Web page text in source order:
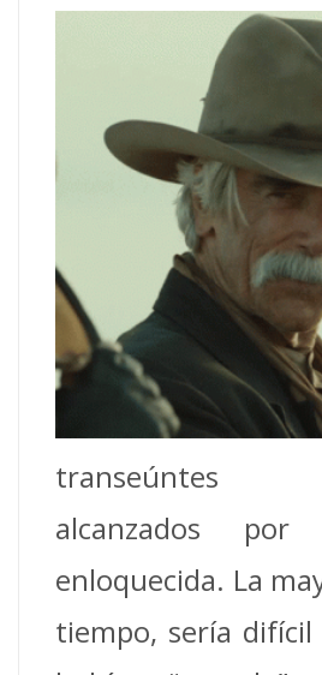
transeúntes
alcanzados
enloquecida. La
tiempo, sería difícil